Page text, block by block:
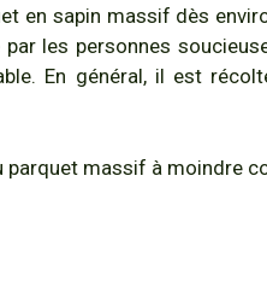
en sapin massif dès
les personnes
En général, il est
parquet massif à moindre